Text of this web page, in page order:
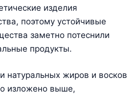
изделия
поэтому устойчивые
заметно потеснили
продукты.
натуральных жиров и восков
изложено выше,